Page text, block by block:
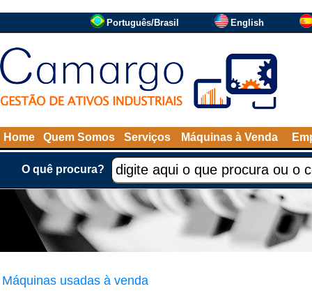
Português/Brasil English
Home Quem Somos Serviços Máquinas à Venda
O quê procura?
Máquinas usadas à venda